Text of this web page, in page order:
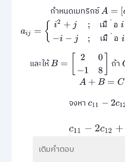
กำหนดเมทริกซ์A= [ai ]
เม
ื ่ อ
เม
ื อ
+j เมื่อi+jเป็นจำนวนคี่− −
และให้B= 18 ถ้า
A+B=C
จงหาc11 −2c12
c11 −2 c12+ c
เติมคำตอบ